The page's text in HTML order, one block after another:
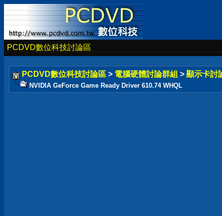
PCDVD數位科技討論區
PCDVD數位科技討論區 > 電腦硬體討論群組 > 顯示卡討
NVIDIA GeForce Game Ready Driver 610.74 WHQL